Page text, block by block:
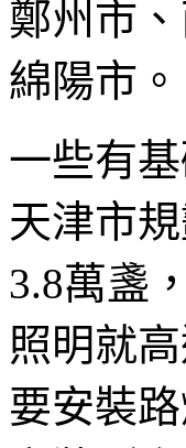
鄭州市
綿陽市。
一些有
天津市
3.8萬盞
照明就
要安裝